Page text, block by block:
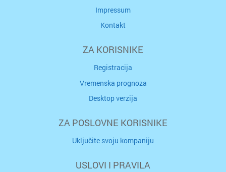
Impressum
Kontakt
ZA KORISNIKE
Registracija
Vremenska prognoza
Desktop verzija
ZA POSLOVNE KORISNIKE
Uključite svoju kompaniju
USLOVI I PRAVILA